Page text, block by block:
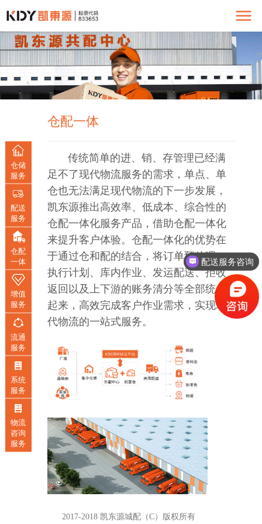
仓配一体
传统简单的进、销、存管理已经满
足不了现代物流服务的需求，单点、单
仓也无法满足现代物流的下一步发展，
凯东源推出高效率、低成本、综合性的
仓配一体化服务产品，借助仓配一体化
来提升客户体验。仓配一体化的优势在
于通过仓和配的结合，将订单预处理、
执行计划、库内作业、发运配送、拒收
返回以及上下游的账务清分等全部统一
起来，高效完成客户作业需求，实现现
代物流的一站式服务。
仓储
服务
配送
服务
仓配
一体
增值
服务
流通
服务
系统
服务
物流
咨询
服务
2017-2018 凯东源城配（C）版权所有
配送服务咨询